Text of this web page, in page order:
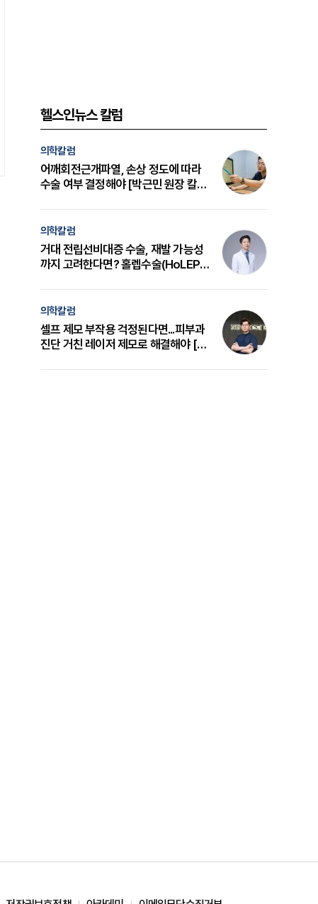
헬스인뉴스 칼럼
의학칼럼
어깨회전근개파열, 손상 정도에 따라
수술 여부 결정해야 [박근민 원장 칼
의학칼럼
거대 전립선비대증 수술, 재발 가능성
까지 고려한다면? 홀렙수술(HoLEP)
의학칼럼
셀프 제모 부작용 걱정된다면...피부과
진단 거친 레이저 제모로 해결해야 [변